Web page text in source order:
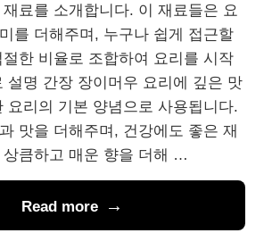
료를 소개합니다. 이 재료들은 요
를 더해주며, 누구나 쉽게 접근할
한 비율로 조합하여 요리를 시작
설명 간장 장이머우 요리에 깊은 맛
요리의 기본 양념으로 사용됩니다.
맛을 더해주며, 건강에도 좋은 재
상큼하고 매운 향을 더해 …
Read more